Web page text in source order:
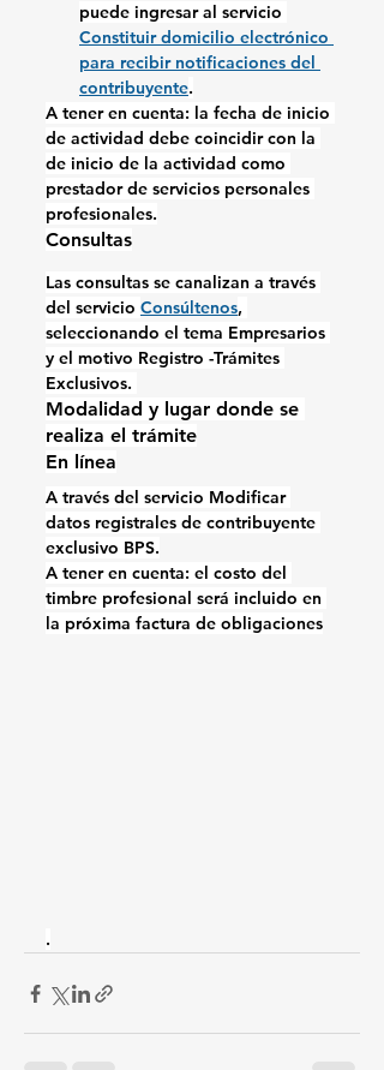
puede ingresar al servicio
Constituir domicilio electrónico
para recibir notificaciones del
contribuyente.
A tener en cuenta: la fecha de inicio
de actividad debe coincidir con la
de inicio de la actividad como
prestador de servicios personales
profesionales.
Consultas
Las consultas se canalizan a través
del servicio Consúltenos,
seleccionando el tema Empresarios
y el motivo Registro -Trámites
Exclusivos.
Modalidad y lugar donde se
realiza el trámite
En línea
A través del servicio Modificar
datos registrales de contribuyente
exclusivo BPS.
A tener en cuenta: el costo del
timbre profesional será incluido en
la próxima factura de obligaciones
.